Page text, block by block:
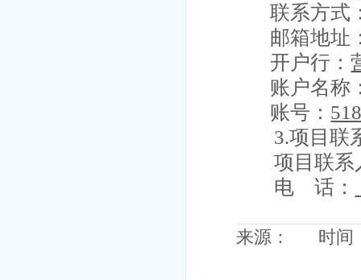
联系方式
邮箱地址
开户行：
账户名称
账号：
3.项目联
项目联系
电 话：
来源： 时间